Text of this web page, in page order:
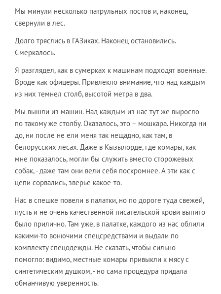
Мы минули несколько патрульных постов и, наконец,
свернули в лес.
Долго тряслись в ГАЗиках. Наконец остановились.
Смеркалось.
Я разглядел, как в сумерках к машинам подходят военные.
Вроде как офицеры. Привлекло внимание, что над каждым
из них темнел столб, высотой метра в два.
Мы вышли из машин. Над каждым из нас тут же выросло
по такому же столбу. Оказалось, это – мошкара. Никогда ни
до, ни после не ели меня так нещадно, как там, в
белорусских лесах. Даже в Кызылорде, где комары, как
мне показалось, могли бы служить вместо сторожевых
собак, - даже там они вели себя поскромнее. А эти как с
цепи сорвались, зверье какое-то.
Нас в спешке повели в палатки, но по дороге туда свежей,
пусть и не очень качественной писательской крови выпито
было прилично. Там уже, в палатке, каждого из нас облили
какими-то вонючими спецсредствами и выдали по
комплекту спецодежды. Не сказать, чтобы сильно
помогло: видимо, местные комары привыкли к мясу с
синтетическим душком, - но сама процедура придала
обманчивую уверенность.